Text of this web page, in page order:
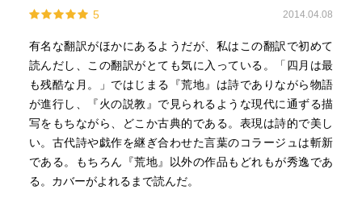
5 2014.04.08
有名な翻訳がほかにあるようだが、私はこの翻訳で初めて
読んだし、この翻訳がとても気に入っている。「四月は最
も残酷な月。」ではじまる『荒地』は詩でありながら物語
が進行し、『火の説教』で見られるような現代に通ずる描
写をもちながら、どこか古典的である。表現は詩的で美し
い。古代詩や戯作を継ぎ合わせた言葉のコラージュは斬新
である。もちろん『荒地』以外の作品もどれもが秀逸であ
る。カバーがよれるまで読んだ。